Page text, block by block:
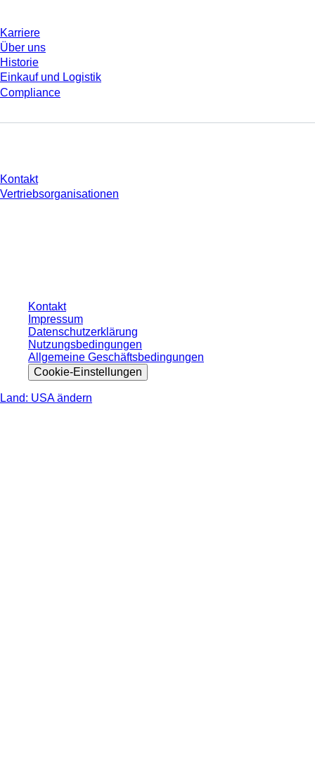
Karriere
Über uns
Historie
Einkauf und Logistik
Compliance
Kontakt
Vertriebsorganisationen
Kontakt
Impressum
Datenschutzerklärung
Nutzungsbedingungen
Allgemeine Geschäftsbedingungen
Cookie-Einstellungen
Land: USA ändern